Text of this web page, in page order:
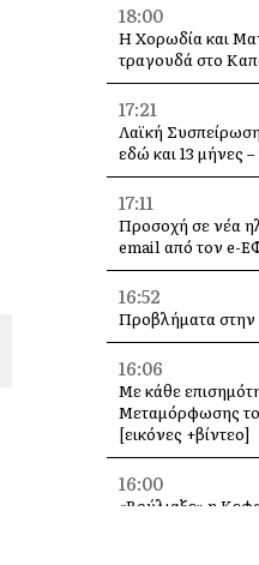
18:00
Η Χορωδία και
τραγουδά στο
17:21
Λαϊκή
εδώ και 13 μήνες
17:11
Προσοχή σε νέα
email από τον e-
16:52
Προβλήματα στην
16:06
Με κάθε
Μεταμόρφωσης
[εικόνες +βίντεο]
16:00
«Βούλιαξε» η